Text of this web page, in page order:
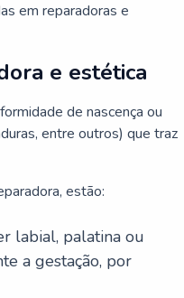
em reparadoras e
e estética
de nascença ou
entre outros) que traz
estão:
labial, palatina ou
a gestação, por